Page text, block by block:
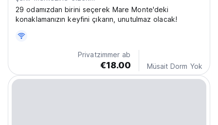
29 odamızdan birini seçerek Mare Monte'deki
konaklamanızın keyfini çıkarın, unutulmaz olacak!
Privatzimmer ab
€18.00 Müsait Dorm Yok